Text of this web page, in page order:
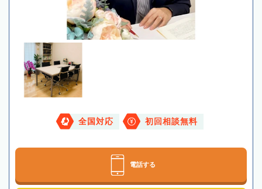
全国対応 初回相談無料
電話する